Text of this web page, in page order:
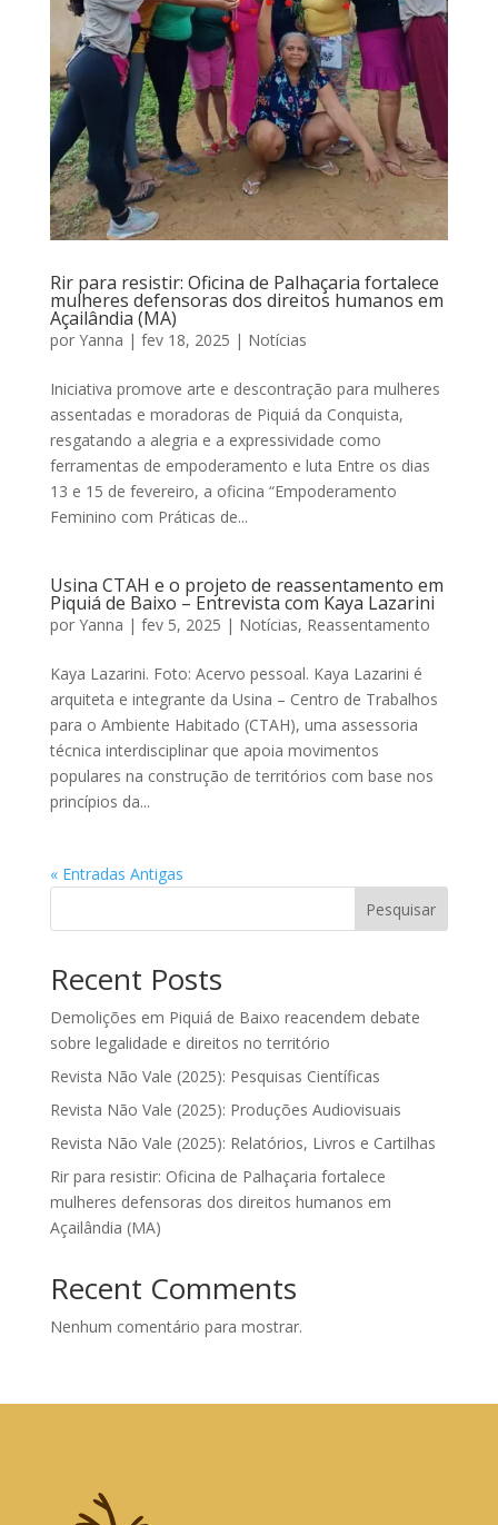
Rir para resistir: Oficina de Palhaçaria fortalece
mulheres defensoras dos direitos humanos em
Açailândia (MA)
por Yanna | fev 18, 2025 | Notícias
Iniciativa promove arte e descontração para mulheres
assentadas e moradoras de Piquiá da Conquista,
resgatando a alegria e a expressividade como
ferramentas de empoderamento e luta Entre os dias
13 e 15 de fevereiro, a oficina “Empoderamento
Feminino com Práticas de...
Usina CTAH e o projeto de reassentamento em
Piquiá de Baixo – Entrevista com Kaya Lazarini
por Yanna | fev 5, 2025 | Notícias, Reassentamento
Kaya Lazarini. Foto: Acervo pessoal. Kaya Lazarini é
arquiteta e integrante da Usina – Centro de Trabalhos
para o Ambiente Habitado (CTAH), uma assessoria
técnica interdisciplinar que apoia movimentos
populares na construção de territórios com base nos
princípios da...
« Entradas Antigas
Pesquisar
Recent Posts
Demolições em Piquiá de Baixo reacendem debate
sobre legalidade e direitos no território
Revista Não Vale (2025): Pesquisas Científicas
Revista Não Vale (2025): Produções Audiovisuais
Revista Não Vale (2025): Relatórios, Livros e Cartilhas
Rir para resistir: Oficina de Palhaçaria fortalece
mulheres defensoras dos direitos humanos em
Açailândia (MA)
Recent Comments
Nenhum comentário para mostrar.